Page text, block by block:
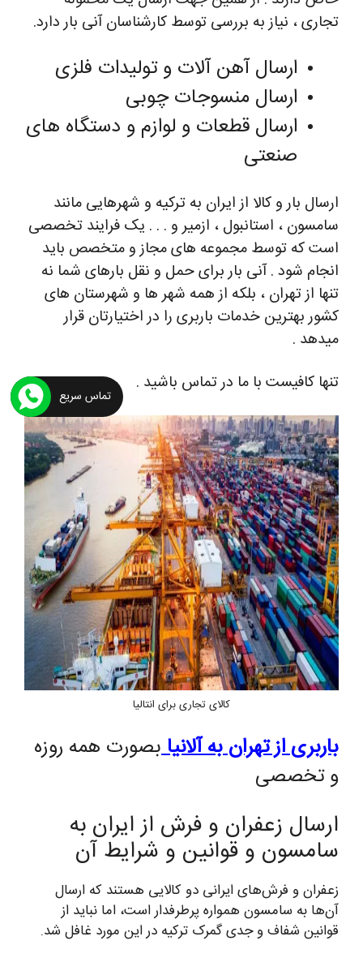
تجاری ، نیاز به بررسی توسط کارشناسان آنی بار دارد.
ارسال آهن آلات و تولیدات فلزی
ارسال منسوجات چوبی
ارسال قطعات و لوازم و دستگاه های
صنعتی
ارسال بار و کالا از ایران به ترکیه و شهرهایی مانند
سامسون ، استانبول ، ازمیر و . . . یک فرایند تخصصی
است که توسط مجموعه های مجاز و متخصص باید
انجام شود .آنی بار برای حمل و نقل بارهای شما نه
تنها از تهران ، بلکه از همه شهر ها و شهرستان های
کشور بهترین خدمات باربری را در اختیارتان قرار
میدهد .
تنها کافیست با ما در تماس باشید .
کالای تجاری برای انتالیا
باربری از تهران به آلانیابصورت همه روزه
و تخصصی
ارسال زعفران و فرش از ایران به
سامسون و قوانین و شرایط آن
زعفران و فرش‌های ایرانی دو کالایی هستند که ارسال
آن‌ها به سامسون همواره پرطرفدار است، اما نباید از
قوانین شفاف و جدی گمرک ترکیه در این مورد غافل شد.
تماس سریع